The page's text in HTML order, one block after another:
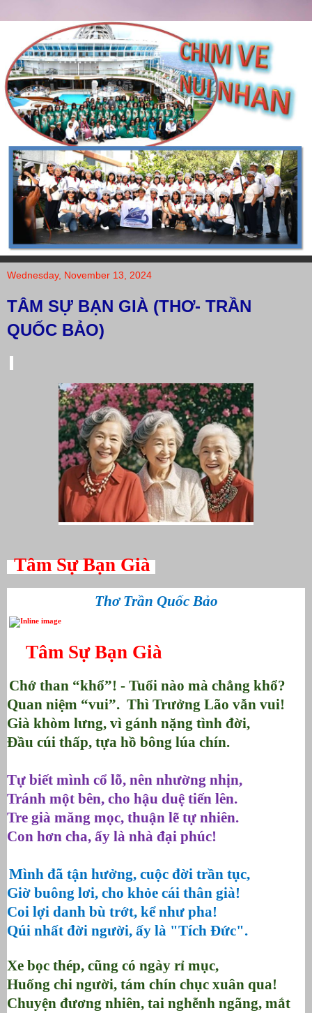
Wednesday, November 13, 2024
TÂM SỰ BẠN GIÀ (THƠ- TRẦN
QUỐC BẢO)
Tâm Sự Bạn Già
Thơ Trần Quốc Bảo
Tâm Sự Bạn Già
Chớ than “khổ”! - Tuổi nào mà chẳng khổ?
Quan niệm “vui”. Thì Trưởng Lão vẫn vui!
Già khòm lưng, vì gánh nặng tình đời,
Đầu cúi thấp, tựa hồ bông lúa chín.
Tự biết mình cổ lỗ, nên nhường nhịn,
Tránh một bên, cho hậu duệ tiến lên.
Tre già măng mọc, thuận lẽ tự nhiên.
Con hơn cha, ấy là nhà đại phúc!
Mình đã tận hưởng, cuộc đời trần tục,
Giờ buông lơi, cho khỏe cái thân già!
Coi lợi danh bù trớt, kể như pha!
Qúi nhất đời người, ấy là "Tích Đức".
Xe bọc thép, cũng có ngày rỉ mục,
Huống chi người, tám chín chục xuân qua!
Chuyện đương nhiên, tai nghễnh ngãng, mắt